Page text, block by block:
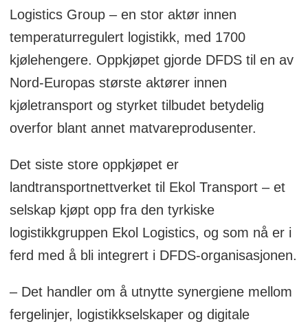
Logistics Group – en stor aktør innen
temperaturregulert logistikk, med 1700
kjølehengere. Oppkjøpet gjorde DFDS til en av
Nord-Europas største aktører innen
kjøletransport og styrket tilbudet betydelig
overfor blant annet matvareprodusenter.
Det siste store oppkjøpet er
landtransportnettverket til Ekol Transport – et
selskap kjøpt opp fra den tyrkiske
logistikkgruppen Ekol Logistics, og som nå er i
ferd med å bli integrert i DFDS-organisasjonen.
– Det handler om å utnytte synergiene mellom
fergelinjer, logistikkselskaper og digitale